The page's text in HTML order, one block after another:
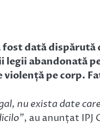
fost dată
legii abandonată
pe corp.
nu exista date
, au anunțat IPJ